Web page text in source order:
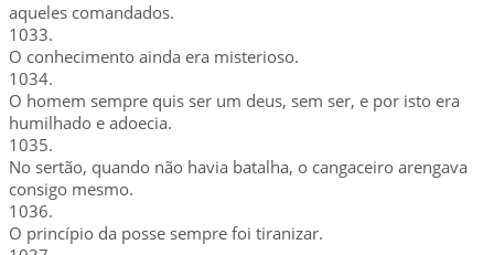
aqueles comandados.
1033.
O conhecimento ainda era misterioso.
1034.
O homem sempre quis ser um deus, sem ser, e por isto era
humilhado e adoecia.
1035.
No sertão, quando não havia batalha, o cangaceiro arengava
consigo mesmo.
1036.
O princípio da posse sempre foi tiranizar.